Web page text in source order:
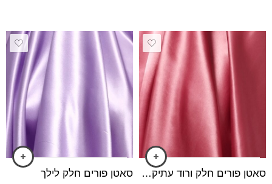
סאטן פורים חלק ורוד עתיק כהה סאטן פורים חלק לילך